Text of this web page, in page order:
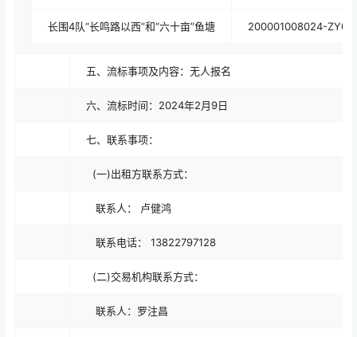
长围4队“长鸣路以西”和“六十亩”鱼塘 200001008024-
五、流标事项及内容：无人报名
六、流标时间：2024年2月9日
七、联系事项：
(一)出租方联系方式：
联系人： 卢健鸿
联系电话： 13822797128
(二)交易机构联系方式：
联系人：罗注昌